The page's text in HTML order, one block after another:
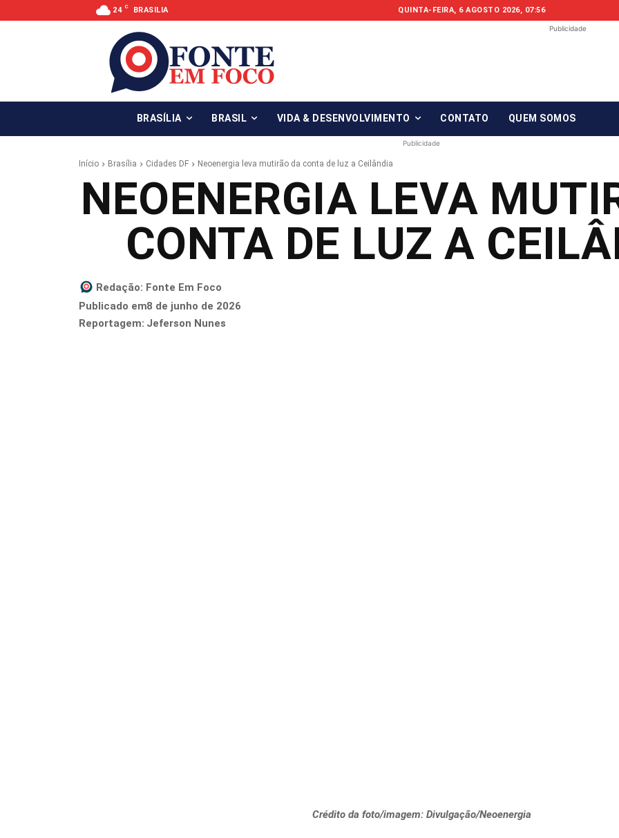
24 C BRASILIA QUINTA-FEIRA, 6 AGOSTO 2026, 07:56
Publicidade
BRASÍLIA BRASIL VIDA & DESENVOLVIMENTO CONTATO QUEM SOMOS
Publicidade
Início Brasília Cidades DF Neoenergia leva mutirão da conta de luz a Ceilândia
NEOENERGIA LEVA
CONTA DE LUZ A
Redação: Fonte Em Foco
Publicado em8 de junho de 2026
Reportagem: Jeferson Nunes
Crédito da foto/imagem: Divulgação/Neoenergia